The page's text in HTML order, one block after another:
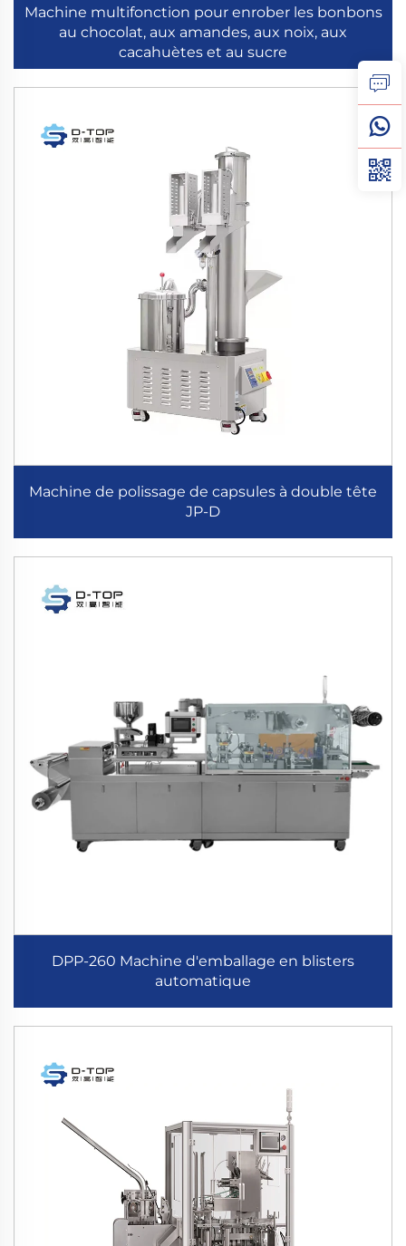
Machine multifonction pour enrober les bonbons
au chocolat, aux amandes, aux noix, aux
cacahuètes et au sucre
Machine de polissage de capsules à double tête
JP-D
DPP-260 Machine d'emballage en blisters
automatique